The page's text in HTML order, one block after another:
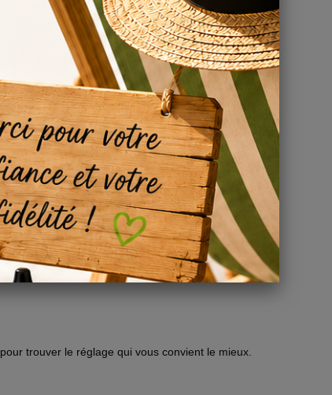
d'origine américaine. Le propylène glycol et
utilisés sont également rigoureusement
ratio PG/VG de 30/70 offre un équilibre parfait
pleinement les arômes délicats de la
trouver le réglage qui vous convient le mieux.